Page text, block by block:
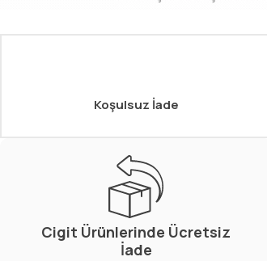
Koşulsuz İade
Cigit Ürünlerinde Ücretsiz
İade